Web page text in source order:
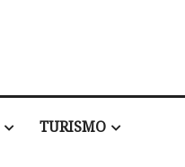
TURISMO